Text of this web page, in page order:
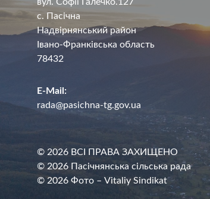
с. Пасічна
Надвірнянський район
Івано-Франківська область
78432
E-Mail:
rada@pasichna-tg.gov.ua
© 2026 ВСІ ПРАВА ЗАХИЩЕНО
© 2026 Пасічнянська сільська рада
© 2026 Фото – Vitaliy Sindikat